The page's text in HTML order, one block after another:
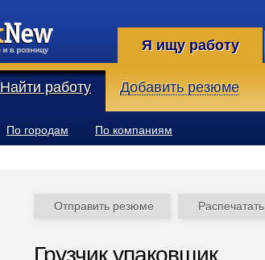
Я ищу работу
Найти работу Добавить резюме
По городам По компаниям
Отправить резюме Распечатать
Грузчик упаковщик